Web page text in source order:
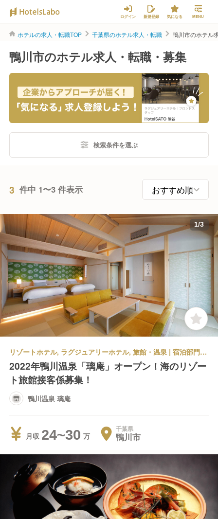
ログイン 新規登録 気になる MENU
ホテルの求人・転職TOP 千葉県のホテル求人・転職 鴨川市のホテル
鴨川市のホテル求人・転職・募集
検索条件を選ぶ
3 件中 1〜3 件表示
1/3
リゾートホテル, ラグジュアリーホテル, 旅館・温泉 | 宿泊部門 | 仲居 | 鴨川温泉 璃庵
2022年鴨川温泉「璃庵」オープン！海のリゾー
ト旅館接客係募集！
鴨川温泉 璃庵
月収 24~30 千葉県
鴨川市